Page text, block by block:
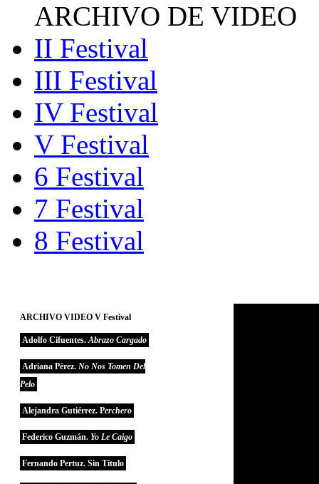
ARCHIVO DE VIDEO
II Festival
III Festival
IV Festival
V Festival
6 Festival
7 Festival
8 Festival
ARCHIVO VIDEO V Festival
Adolfo Cifuentes.Abrazo Cargado
Adriana Pérez. No Nos Tomen Del
Pelo
Alejandra Gutiérrez. PErchero
Federico Guzmán. Yo Le Caigo
Fernando Pertuz. Sin Título